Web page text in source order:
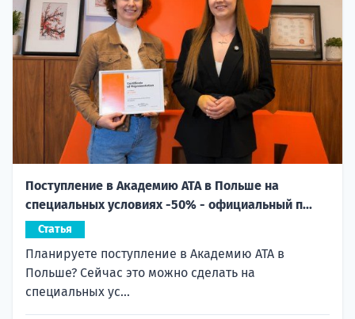
Поступление в Академию ATA в Польше на
специальных условиях -50% - официальный п...
Статья
Планируете поступление в Академию ATA в
Польше? Сейчас это можно сделать на
специальных ус...